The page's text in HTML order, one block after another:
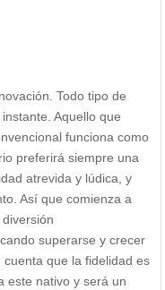
Todo tipo de
Aquello que
funciona como
preferirá siempre una
atrevida y lúdica, y
Así que comienza a
superarse y crecer
que la fidelidad es
este nativo y será un